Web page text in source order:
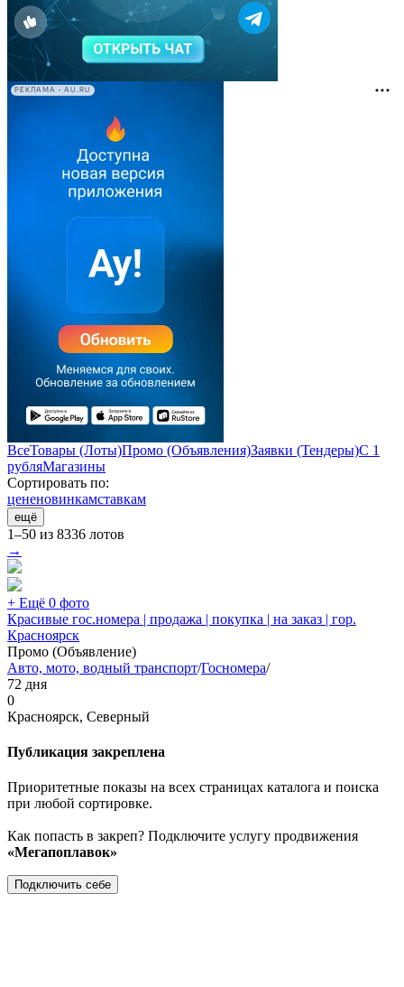
РЕКЛАМА • AU.RU
ВсеТовары (Лоты)Промо (Объявления)Заявки (Тендеры)С 1
рубляМагазины
Сортировать по:
цененовинкамставкам
ещё
1–50 из 8336 лотов
→
+ Ещё 0 фото
Красивые гос.номера | продажа | покупка | на заказ | гор.
Красноярск
Промо (Объявление)
Авто, мото, водный транспорт/Госномера/
72 дня
0
Красноярск, Северный
Публикация закреплена
Приоритетные показы на всех страницах каталога и поиска
при любой сортировке.
Как попасть в закреп? Подключите услугу продвижения
«Мегапоплавок»
Подключить себе